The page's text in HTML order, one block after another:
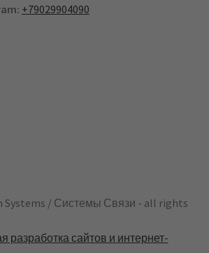
+79029904090
/ Системы Связи - all rights
разработка сайтов и интернет-